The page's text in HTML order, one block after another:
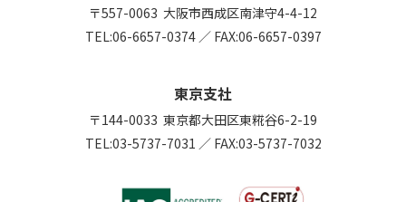
〒557-0063 大阪市西成区南津守4-4-12
TEL:06-6657-0374／ FAX:06-6657-0397
東京支社
〒144-0033 東京都大田区東糀谷6-2-19
TEL:03-5737-7031 ／ FAX:03-5737-7032